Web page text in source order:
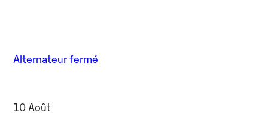
Alternateur fermé
10 Août